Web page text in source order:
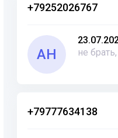
+79252026767
АН
не
+79777634138